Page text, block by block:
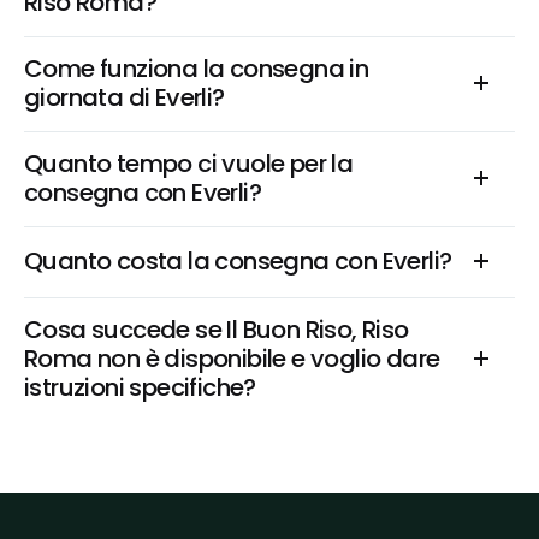
Come funziona la consegna in
giornata di Everli?
Quanto tempo ci vuole per la
consegna con Everli?
Quanto costa la consegna con Everli?
Cosa succede se Il Buon Riso, Riso
Roma non è disponibile e voglio dare
istruzioni specifiche?